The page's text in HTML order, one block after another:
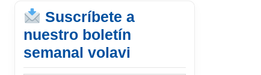
Suscríbete a
nuestro boletín
semanal volavi